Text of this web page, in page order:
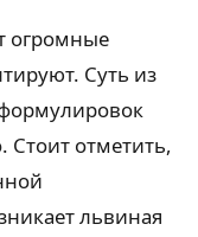
огромные
Суть из
Стоит отметить,
львиная